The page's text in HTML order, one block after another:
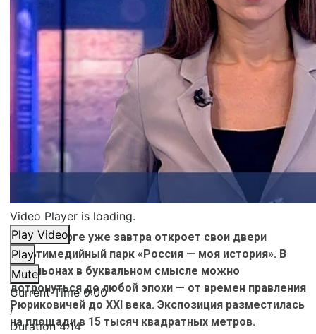
Video Player is loading.
Play Video
Play
Mute
Current Time0:00
/
Duration4:14
В Петербурге уже завтра откроет свои двери
мультимедийный парк «Россия — моя история». В
павильонах в буквальном смысле можно
дотронуться до любой эпохи — от времен правления
Рюриковичей до XXI века. Экспозиция разместилась
на площади в 15 тысяч квадратных метров.